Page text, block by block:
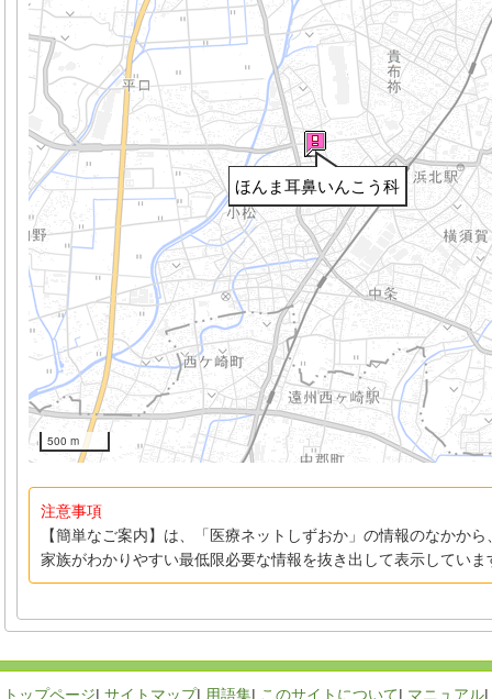
ほんま耳鼻いんこう科
500 m
注意事項
【簡単なご案内】は、「医療ネットしずおか」の情報のなかか
家族がわかりやすい最低限必要な情報を抜き出して表示していま
トップページ| サイトマップ| 用語集| このサイトについて| マニュアル|